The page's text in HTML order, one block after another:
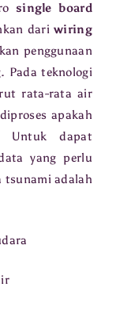
single board
dariwiring
penggunaan
Pada teknologi
rata-rata air
apakah
Untuk dapat
yang perlu
tsunami adalah